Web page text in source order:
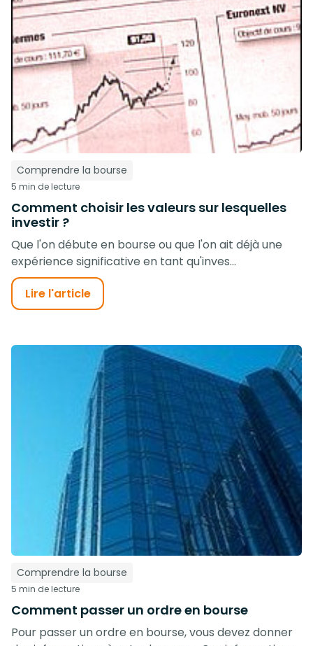
Comprendre la bourse
5 min de lecture
Comment choisir les valeurs sur lesquelles
investir ?
Que l'on débute en bourse ou que l'on ait déjà une
expérience significative en tant qu'inves...
Lire l'article
Comprendre la bourse
5 min de lecture
Comment passer un ordre en bourse
Pour passer un ordre en bourse, vous devez donner